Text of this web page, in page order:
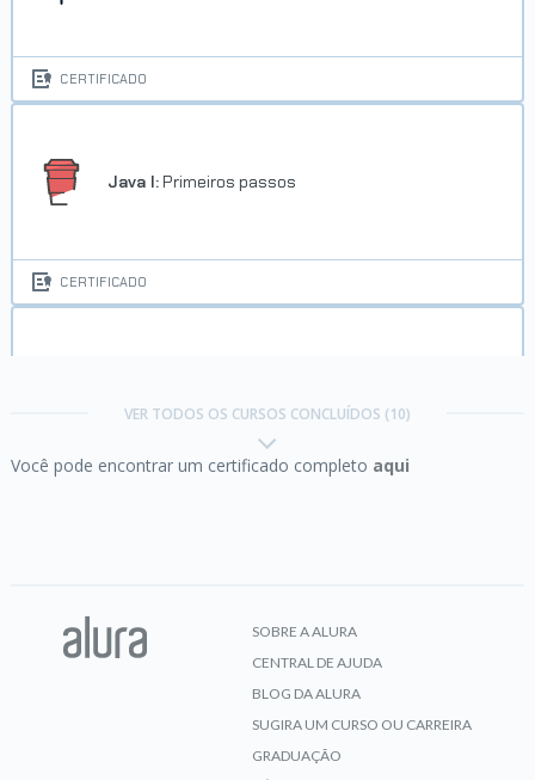
CERTIFICADO
Java I: Primeiros passos
CERTIFICADO
VER TODOS OS CURSOS CONCLUÍDOS (10)
Você pode encontrar um certificado completo aqui
SOBRE A ALURA
CENTRAL DE AJUDA
BLOG DA ALURA
SUGIRA UM CURSO OU CARREIRA
GRADUAÇÃO